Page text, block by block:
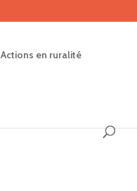
Actions en ruralité